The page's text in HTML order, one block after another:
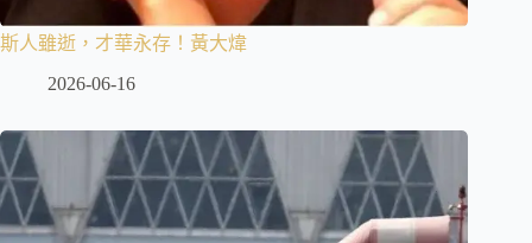
斯人雖逝，才華永存！黃大煒
2026-06-16